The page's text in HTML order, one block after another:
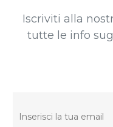
Iscriviti alla
tutte le info